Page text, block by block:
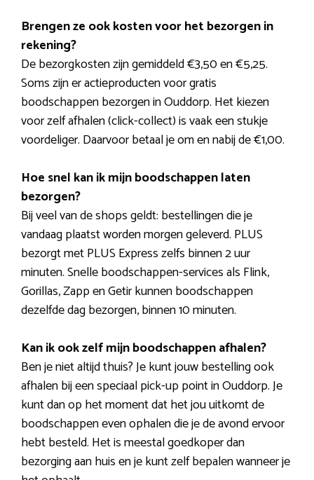
Brengen ze ook kosten voor het bezorgen in
rekening?
De bezorgkosten zijn gemiddeld €3,50 en €5,25.
Soms zijn er actieproducten voor gratis
boodschappen bezorgen in Ouddorp. Het kiezen
voor zelf afhalen (click-collect) is vaak een stukje
voordeliger. Daarvoor betaal je om en nabij de €1,00.
Hoe snel kan ik mijn boodschappen laten
bezorgen?
Bij veel van de shops geldt: bestellingen die je
vandaag plaatst worden morgen geleverd. PLUS
bezorgt met PLUS Express zelfs binnen 2 uur
minuten. Snelle boodschappen-services als Flink,
Gorillas, Zapp en Getir kunnen boodschappen
dezelfde dag bezorgen, binnen 10 minuten.
Kan ik ook zelf mijn boodschappen afhalen?
Ben je niet altijd thuis? Je kunt jouw bestelling ook
afhalen bij een speciaal pick-up point in Ouddorp. Je
kunt dan op het moment dat het jou uitkomt de
boodschappen even ophalen die je de avond ervoor
hebt besteld. Het is meestal goedkoper dan
bezorging aan huis en je kunt zelf bepalen wanneer je